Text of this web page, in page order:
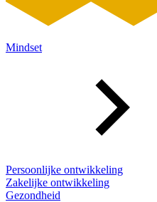
Mindset
Persoonlijke ontwikkeling
Zakelijke ontwikkeling
Gezondheid